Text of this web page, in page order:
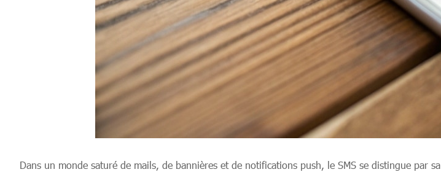
Dans un monde saturé de mails, de bannières et de notifications push, le SMS se distingue par sa